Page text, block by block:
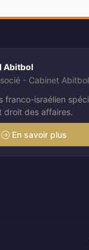
Abitbol
- Cabinet Abitbol
franco-israélien
droit des affaires.
En savoir plus